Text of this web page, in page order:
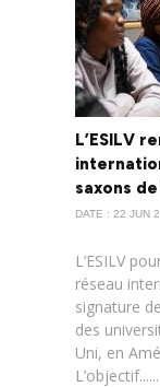
L’ESILV
saxons
DATE : 22 JUN
L’ESILV
réseau
signature
des
Uni, en
L’objectif......